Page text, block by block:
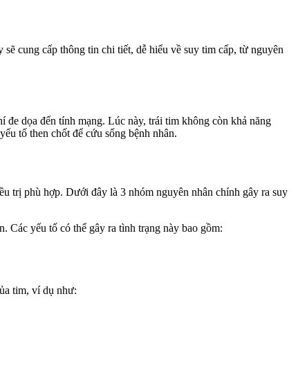
cung cấp thông tin chi tiết, dễ hiểu về suy tim cấp, từ nguyên
đe dọa đến tính mạng. Lúc này, trái tim không còn khả năng
tố then chốt để cứu sống bệnh nhân.
trị phù hợp. Dưới đây là 3 nhóm nguyên nhân chính gây ra suy
Các yếu tố có thể gây ra tình trạng này bao gồm:
tim, ví dụ như: